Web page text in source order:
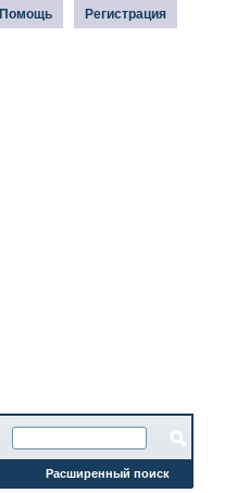
Регистрация
Помощь
Расширенный поиск